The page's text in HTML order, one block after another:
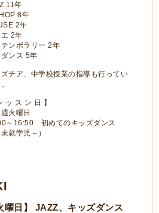
11年
8年
2年
2年
テンポラリー 2年
ンス 5年
ズチア、中学校授業の指導も行ってい
ッ ス ン 日 】
火曜日
～16:50 初めてのキッズダンス
就学児～）
曜日】 JAZZ、キッズダンス